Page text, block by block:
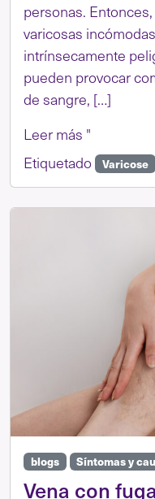
personas.
varicosas
intrínsecamente
pueden provocar
de sangre, […]
Leer más "
Etiquetado
Varicose
blogs Síntomas y
Vena con